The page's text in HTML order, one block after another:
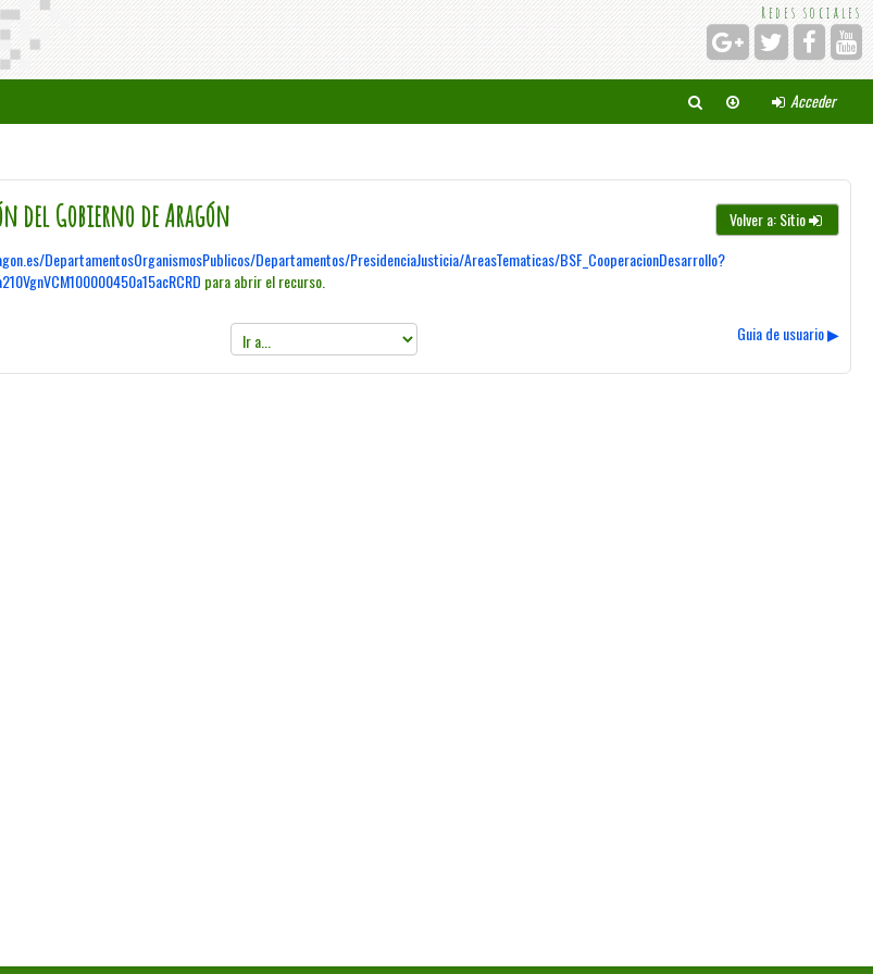
Redes sociales
Acceder
del Gobierno de Aragón
Volver a: Sitio
DepartamentosOrganismosPublicos/Departamentos/PresidenciaJusticia/AreasTematicas/BSF_CooperacionDesarrollo?
para abrir el recurso.
Ir
a...
Guia de usuario ▶︎